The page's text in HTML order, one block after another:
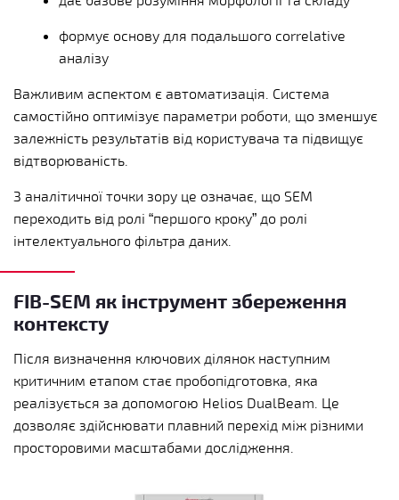
формує основу для подальшого correlative
аналізу
Важливим аспектом є автоматизація. Система
самостійно оптимізує параметри роботи, що зменшує
залежність результатів від користувача та підвищує
відтворюваність.
З аналітичної точки зору це означає, що SEM
переходить від ролі “першого кроку” до ролі
інтелектуального фільтра даних.
FIB-SEM як інструмент збереження
контексту
Після визначення ключових ділянок наступним
критичним етапом стає пробопідготовка, яка
реалізується за допомогою Helios DualBeam. Це
дозволяє здійснювати плавний перехід між різними
просторовими масштабами дослідження.